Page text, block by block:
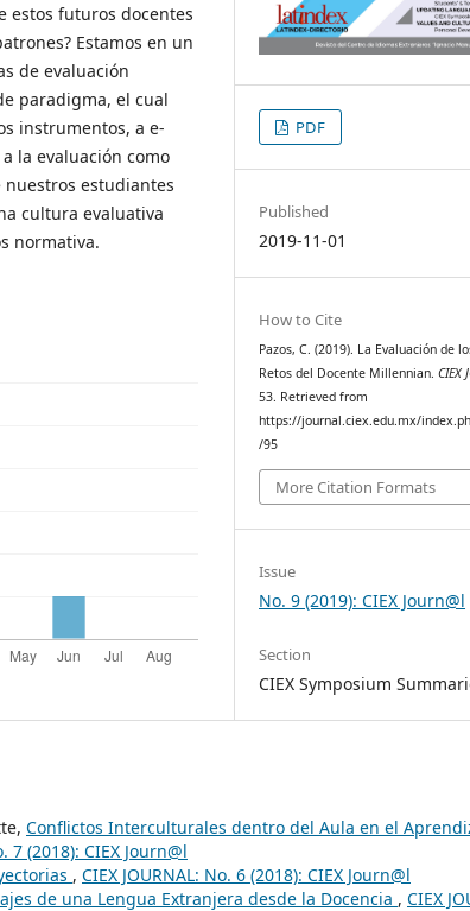
estos futuros docentes
Estamos en un
de evaluación
paradigma, el cual
instrumentos, a e-
la evaluación como
estudiantes
cultura evaluativa
normativa.
PDF
Published
2019-11-01
How to Cite
Pazos, C. (2019). La Evaluación de
Retos del Docente Millennian.CIEX
53. Retrieved from
https://journal.ciex.edu.mx/
/95
More Citation Formats
Issue
No. 9 (2019): CIEX Journ@l
Section
CIEX Symposium
Conflictos Interculturales dentro del Aula en el
7 (2018): CIEX Journ@l
, CIEX JOURNAL: No. 6 (2018): CIEX Journ@l
de una Lengua Extranjera desde la Docencia , CIEX